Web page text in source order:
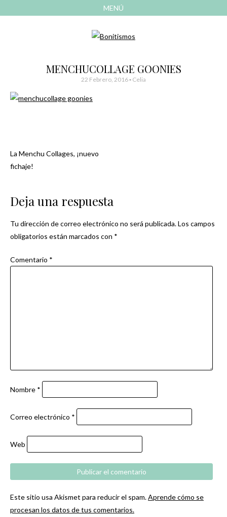
MENÚ
Bonitismos
MENCHUCOLLAGE GOONIES
22 Febrero, 2016- Celia
Navegación
La Menchu Collages, ¡nuevo
fichaje!
Deja una respuesta
Tu dirección de correo electrónico no será publicada.Los campos
obligatorios están marcados con *
Comentario *
Nombre *
Correo electrónico *
Web
Este sitio usa Akismet para reducir el spam.Aprende cómo se
procesan los datos de tus comentarios.